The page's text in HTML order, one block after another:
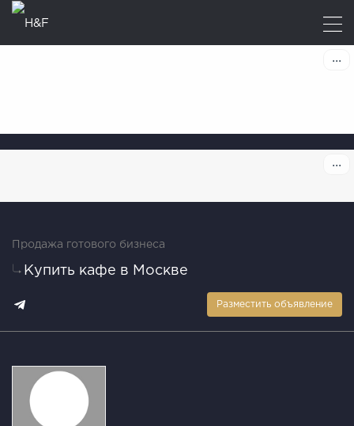
Продажа готового бизнеса
Купить кафе в Москве
Разместить объявление